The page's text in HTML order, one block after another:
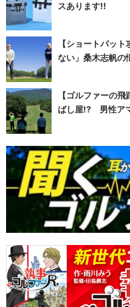
スあります!!
【ショートパッ
ない」桑木志帆の
【ゴルファーの
ばし屋!? 男性ア